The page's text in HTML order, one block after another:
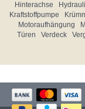
Hinterachse
Kraftstoffpumpe
Motoraufhängung
Türen
Verdeck